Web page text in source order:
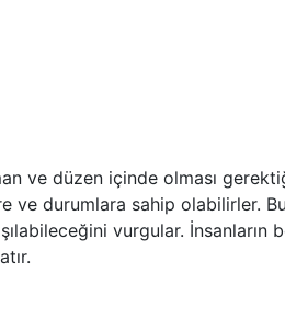
ve düzen içinde olması
ve durumlara sahip olabilirler.
vurgular. İnsanların